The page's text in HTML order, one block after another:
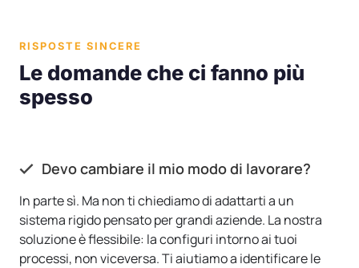
RISPOSTE SINCERE
Le domande che ci fanno più
spesso
Devo cambiare il mio modo di lavorare?
In parte sì. Ma non ti chiediamo di adattarti a un
sistema rigido pensato per grandi aziende. La nostra
soluzione è flessibile: la configuri intorno ai tuoi
processi, non viceversa. Ti aiutiamo a identificare le